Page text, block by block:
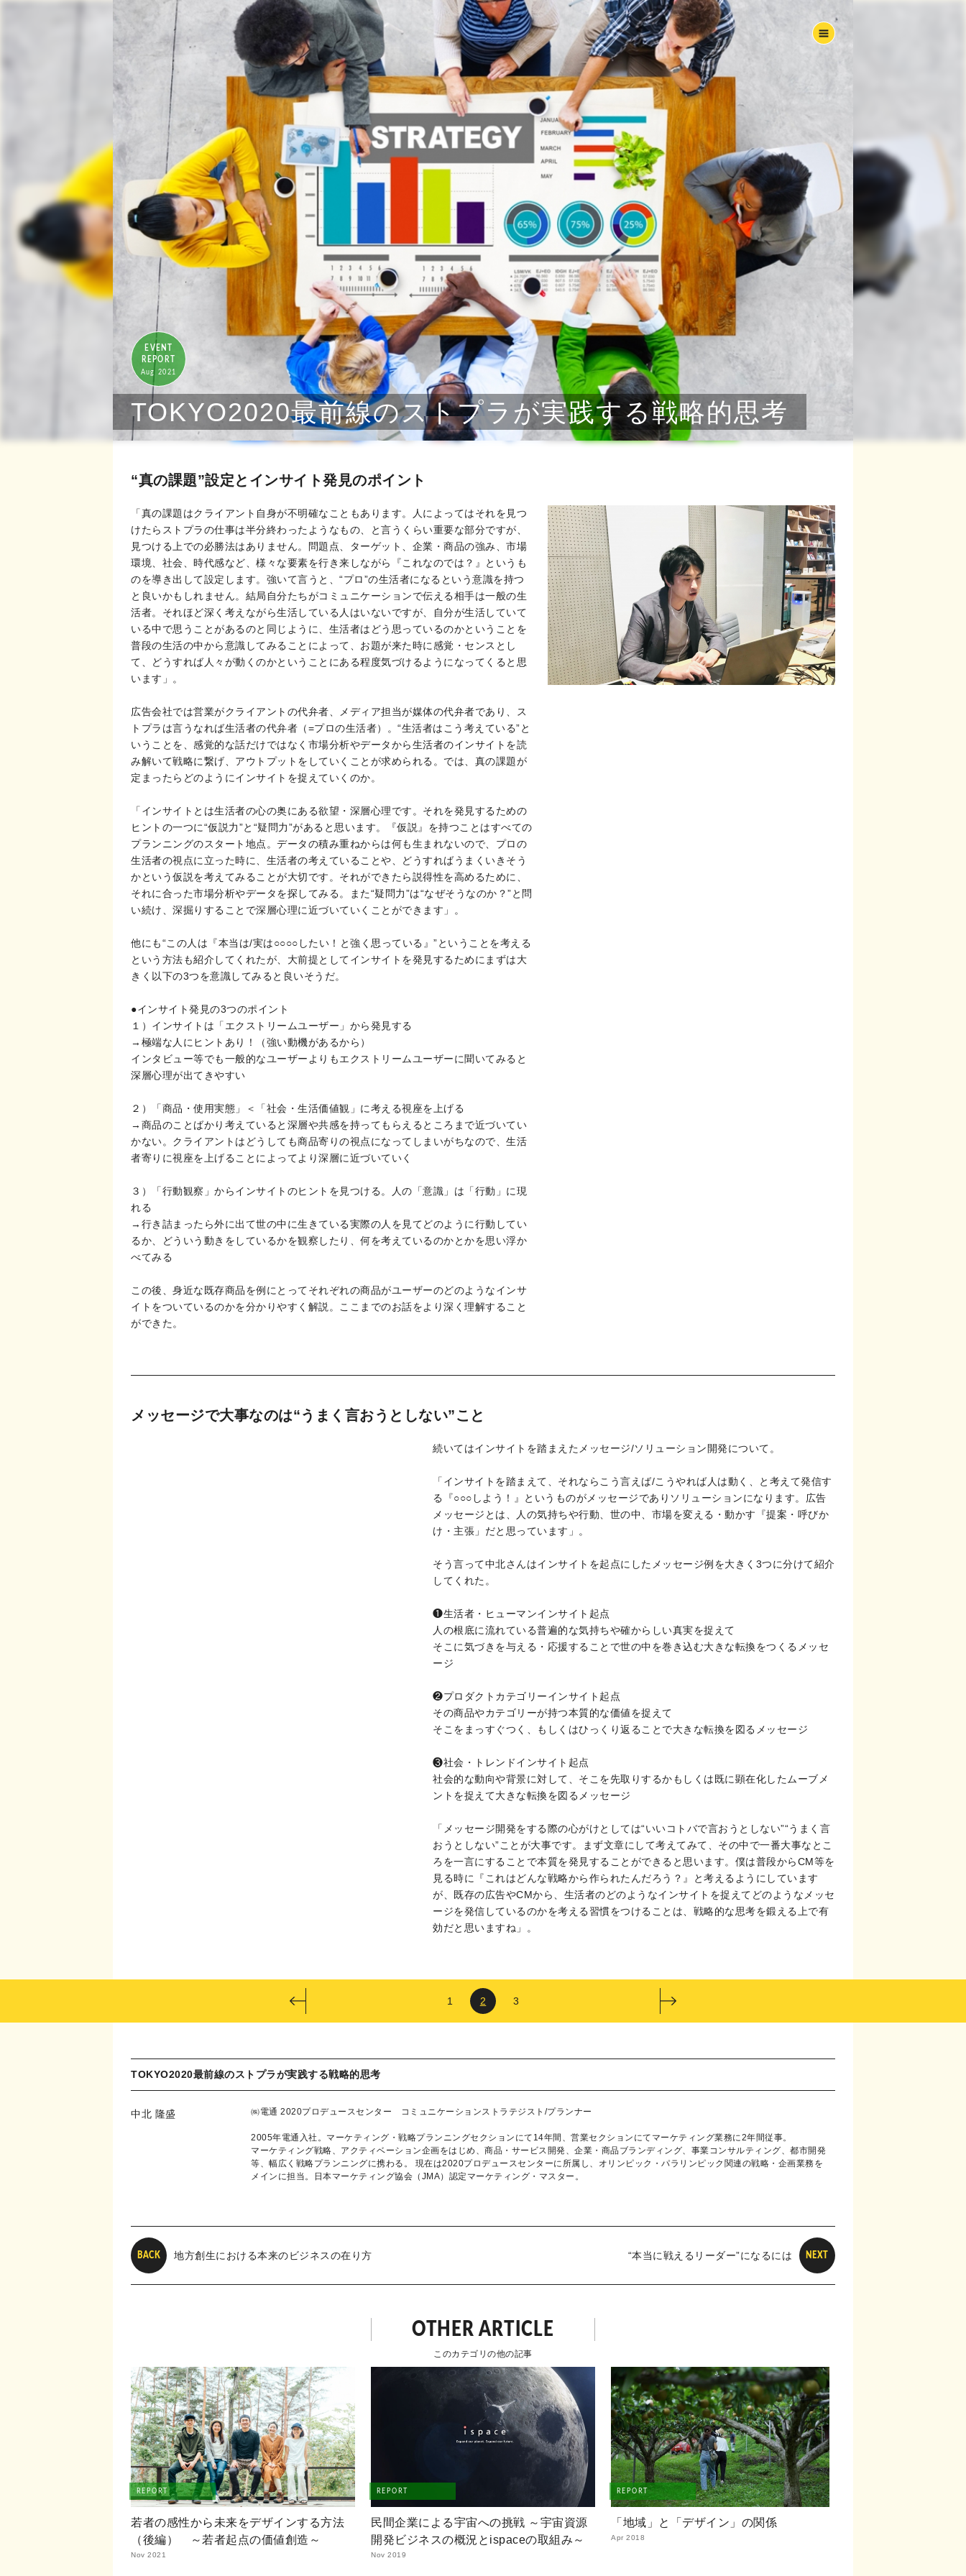
EVENT
REPORT
Aug 2021
TOKYO2020最前線のストプラが実践する戦略的思考
“真の課題”設定とインサイト発見のポイント
「真の課題はクライアント自身が不明確なこともあります。人によってはそれを見つ
けたらストプラの仕事は半分終わったようなもの、と言うくらい重要な部分ですが、
見つける上での必勝法はありません。問題点、ターゲット、企業・商品の強み、市場
環境、社会、時代感など、様々な要素を行き来しながら『これなのでは？』というも
のを導き出して設定します。強いて言うと、“プロ”の生活者になるという意識を持つ
と良いかもしれません。結局自分たちがコミュニケーションで伝える相手は一般の生
活者。それほど深く考えながら生活している人はいないですが、自分が生活していて
いる中で思うことがあるのと同じように、生活者はどう思っているのかということを
普段の生活の中から意識してみることによって、お題が来た時に感覚・センスとし
て、どうすれば人々が動くのかということにある程度気づけるようになってくると思
います」。
広告会社では営業がクライアントの代弁者、メディア担当が媒体の代弁者であり、ス
トプラは言うなれば生活者の代弁者（=プロの生活者）。“生活者はこう考えている”と
いうことを、感覚的な話だけではなく市場分析やデータから生活者のインサイトを読
み解いて戦略に繋げ、アウトプットをしていくことが求められる。では、真の課題が
定まったらどのようにインサイトを捉えていくのか。
「インサイトとは生活者の心の奥にある欲望・深層心理です。それを発見するための
ヒントの一つに“仮説力”と“疑問力”があると思います。『仮説』を持つことはすべての
プランニングのスタート地点。データの積み重ねからは何も生まれないので、プロの
生活者の視点に立った時に、生活者の考えていることや、どうすればうまくいきそう
かという仮説を考えてみることが大切です。それができたら説得性を高めるために、
それに合った市場分析やデータを探してみる。また“疑問力”は“なぜそうなのか？”と問
い続け、深掘りすることで深層心理に近づいていくことができます」。
他にも“この人は『本当は/実は○○○○したい！と強く思っている』”ということを考える
という方法も紹介してくれたが、大前提としてインサイトを発見するためにまずは大
きく以下の3つを意識してみると良いそうだ。
●インサイト発見の3つのポイント
１）インサイトは「エクストリームユーザー」から発見する
→極端な人にヒントあり！（強い動機があるから）
インタビュー等でも一般的なユーザーよりもエクストリームユーザーに聞いてみると
深層心理が出てきやすい
２）「商品・使用実態」＜「社会・生活価値観」に考える視座を上げる
→商品のことばかり考えていると深層や共感を持ってもらえるところまで近づいてい
かない。クライアントはどうしても商品寄りの視点になってしまいがちなので、生活
者寄りに視座を上げることによってより深層に近づいていく
３）「行動観察」からインサイトのヒントを見つける。人の「意識」は「行動」に現
れる
→行き詰まったら外に出て世の中に生きている実際の人を見てどのように行動してい
るか、どういう動きをしているかを観察したり、何を考えているのかとかを思い浮か
べてみる
この後、身近な既存商品を例にとってそれぞれの商品がユーザーのどのようなインサ
イトをついているのかを分かりやすく解説。ここまでのお話をより深く理解すること
ができた。
メッセージで大事なのは“うまく言おうとしない”こと
続いてはインサイトを踏まえたメッセージ/ソリューション開発について。
「インサイトを踏まえて、それならこう言えば/こうやれば人は動く、と考えて発信す
る『○○○しよう！』というものがメッセージでありソリューションになります。広告
メッセージとは、人の気持ちや行動、世の中、市場を変える・動かす『提案・呼びか
け・主張」だと思っています」。
そう言って中北さんはインサイトを起点にしたメッセージ例を大きく3つに分けて紹介
してくれた。
❶生活者・ヒューマンインサイト起点
人の根底に流れている普遍的な気持ちや確からしい真実を捉えて
そこに気づきを与える・応援することで世の中を巻き込む大きな転換をつくるメッセ
ージ
❷プロダクトカテゴリーインサイト起点
その商品やカテゴリーが持つ本質的な価値を捉えて
そこをまっすぐつく、もしくはひっくり返ることで大きな転換を図るメッセージ
❸社会・トレンドインサイト起点
社会的な動向や背景に対して、そこを先取りするかもしくは既に顕在化したムーブメ
ントを捉えて大きな転換を図るメッセージ
「メッセージ開発をする際の心がけとしては“いいコトバで言おうとしない”“うまく言
おうとしない”ことが大事です。まず文章にして考えてみて、その中で一番大事なとこ
ろを一言にすることで本質を発見することができると思います。僕は普段からCM等を
見る時に『これはどんな戦略から作られたんだろう？』と考えるようにしています
が、既存の広告やCMから、生活者のどのようなインサイトを捉えてどのようなメッセ
ージを発信しているのかを考える習慣をつけることは、戦略的な思考を鍛える上で有
効だと思いますね」。
1 2 3
TOKYO2020最前線のストプラが実践する戦略的思考
中北 隆盛 ㈱電通 2020プロデュースセンター コミュニケーションストラテジスト/プランナー
2005年電通入社。マーケティング・戦略プランニングセクションにて14年間、営業セクションにてマーケティング業務に2年間従事。
マーケティング戦略、アクティベーション企画をはじめ、商品・サービス開発、企業・商品ブランディング、事業コンサルティング、都市開発
等、幅広く戦略プランニングに携わる。 現在は2020プロデュースセンターに所属し、オリンピック・パラリンピック関連の戦略・企画業務を
メインに担当。日本マーケティング協会（JMA）認定マーケティング・マスター。
BACK 地方創生における本来のビジネスの在り方 NEXT
“本当に戦えるリーダー”になるには
OTHER ARTICLE
このカテゴリの他の記事
REPORT
若者の感性から未来をデザインする方法
（後編） ～若者起点の価値創造～
Nov 2021
REPORT
民間企業による宇宙への挑戦 ～宇宙資源
開発ビジネスの概況とispaceの取組み～
Nov 2019
REPORT
「地域」と「デザイン」の関係
Apr 2018